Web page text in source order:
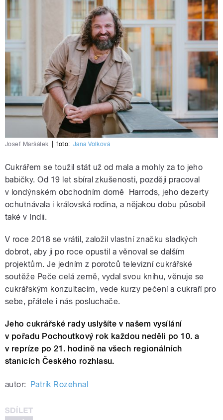
Josef Maršálek foto: Jana Volková
Cukrářem se toužil stát už od mala a mohly za to jeho
babičky. Od 19 let sbíral zkušenosti, později pracoval
v londýnském obchodním domě Harrods, jeho dezerty
ochutnávala i královská rodina, a nějakou dobu působil
také v Indii.
V roce 2018 se vrátil, založil vlastní značku sladkých
dobrot, aby ji po roce opustil a věnoval se dalším
projektům. Je jedním z porotců televizní cukrářské
soutěže Peče celá země, vydal svou knihu, věnuje se
cukrářským konzultacím, vede kurzy pečení a cukraří pro
sebe, přátele i nás posluchače.
Jeho cukrářské rady uslyšíte v našem vysílání
v pořadu Pochoutkový rok každou neděli po 10. a
v repríze po 21. hodině na všech regionálních
stanicích Českého rozhlasu.
autor: Patrik Rozehnal